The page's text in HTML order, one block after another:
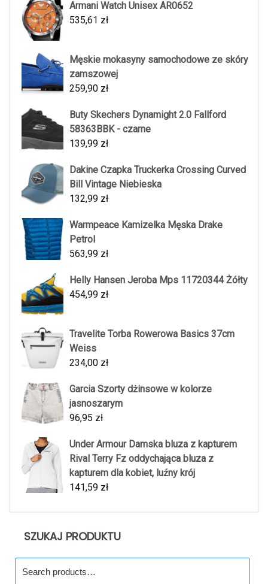
Armani Watch Unisex AR0652
535,61 zł
Męskie mokasyny samochodowe ze skóry
zamszowej
259,90 zł
Buty Skechers Dynamight 2.0 Fallford
58363BBK - czarne
139,99 zł
Dakine Czapka Truckerka Crossing Curved
Bill Vintage Niebieska
132,99 zł
Warmpeace Kamizelka Męska Drake
Petrol
563,99 zł
Helly Hansen Jeroba Mps 11720344 Żółty
454,99 zł
Travelite Torba Rowerowa Basics 37cm
Weiss
234,00 zł
Garcia Szorty dżinsowe w kolorze
jasnoszarym
96,95 zł
Under Armour Damska bluza z kapturem
Rival Terry Fz oddychająca bluza z
kapturem dla kobiet, luźny krój
141,59 zł
SZUKAJ PRODUKTU
for: